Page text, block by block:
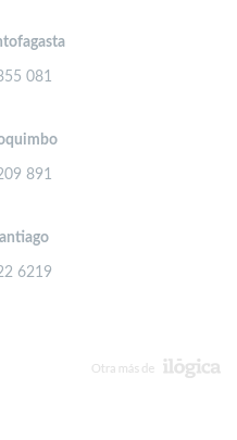
081
891
6219